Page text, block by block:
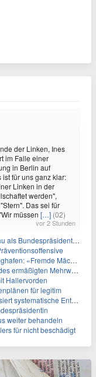
der Linken, Ines
im Falle einer
in Berlin auf
für uns ganz klar:
Linken in der
werden",
Das sei für
müssen […] (02)
vor 2 Stunden
Bundespräsidentin aus
Mächte» am Werk?
Mehrwertsteuersatzes
Hallervorden
für legitim
Entwässerung
weiter behandeln
für nicht beschädigt